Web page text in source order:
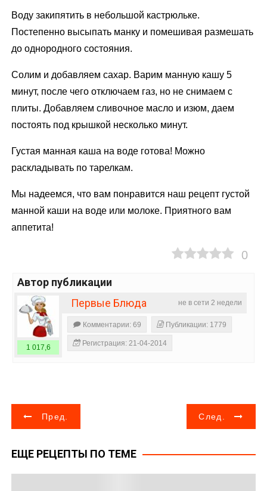
Воду закипятить в небольшой кастрюльке.
Постепенно высыпать манку и помешивая размешать
до однородного состояния.
Солим и добавляем сахар. Варим манную кашу 5
минут, после чего отключаем газ, но не снимаем с
плиты. Добавляем сливочное масло и изюм, даем
постоять под крышкой несколько минут.
Густая манная каша на воде готова! Можно
раскладывать по тарелкам.
Мы надеемся, что вам понравится наш рецепт густой
манной каши на воде или молоке. Приятного вам
аппетита!
0
Автор публикации
не в сети 2 недели
Первые Блюда
1 017,6
Комментарии: 69 Публикации: 1779
Регистрация: 21-04-2014
Н
в
Пред. След.
ЕЩЕ РЕЦЕПТЫ ПО ТЕМЕ